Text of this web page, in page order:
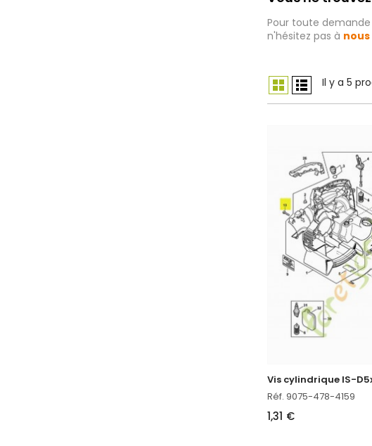
Pour toute
n'hésitez pas à
Il y a 5
Réf. 9075-478-4159
1,31 €